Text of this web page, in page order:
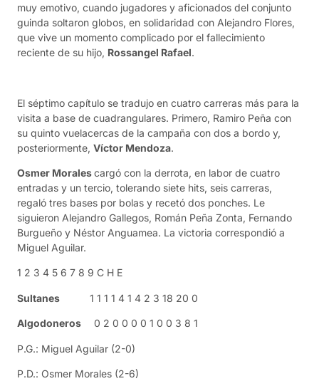
muy emotivo, cuando jugadores y aficionados del conjunto
guinda soltaron globos, en solidaridad con Alejandro Flores,
que vive un momento complicado por el fallecimiento
reciente de su hijo, Rossangel Rafael.
El séptimo capítulo se tradujo en cuatro carreras más para la
visita a base de cuadrangulares. Primero, Ramiro Peña con
su quinto vuelacercas de la campaña con dos a bordo y,
posteriormente, Víctor Mendoza.
Osmer Moralescargó con la derrota, en labor de cuatro
entradas y un tercio, tolerando siete hits, seis carreras,
regaló tres bases por bolas y recetó dos ponches. Le
siguieron Alejandro Gallegos, Román Peña Zonta, Fernando
Burgueño y Néstor Anguamea. La victoria correspondió a
Miguel Aguilar.
1 2 3 4 5 6 7 8 9 C H E
Sultanes 1 1 1 1 4 1 4 2 3 18 20 0
Algodoneros 0 2 0 0 0 0 1 0 0 3 8 1
P.G.: Miguel Aguilar (2-0)
P.D.: Osmer Morales (2-6)